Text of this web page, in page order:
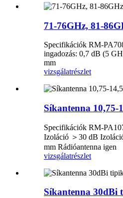
71-76GHz, 81-
Specifikációk RM-
ingadozás: 0,7 dB (5
mm
vizsgálatrészlet
Síkantenna 10,75-
Specifikációk RM-
Izoláció ＞30 dB
mm Rádióantenna igen
vizsgálatrészlet
Síkantenna 30dBi